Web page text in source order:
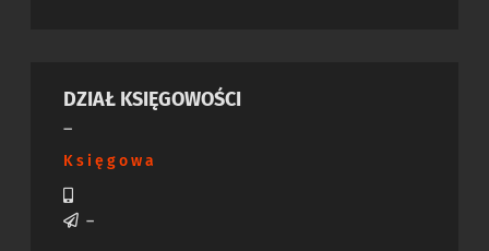
DZIAŁ KSIĘGOWOŚCI
–
Księgowa
–